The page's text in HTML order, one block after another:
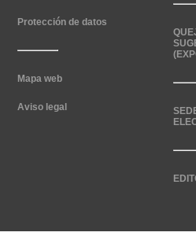
Protección de datos
Mapa web
Aviso legal